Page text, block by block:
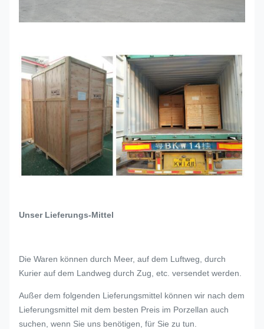
Unser Lieferungs-Mittel
Die Waren können durch Meer, auf dem Luftweg, durch
Kurier auf dem Landweg durch Zug, etc. versendet werden.
Außer dem folgenden Lieferungsmittel können wir nach dem
Lieferungsmittel mit dem besten Preis im Porzellan auch
suchen, wenn Sie uns benötigen, für Sie zu tun.